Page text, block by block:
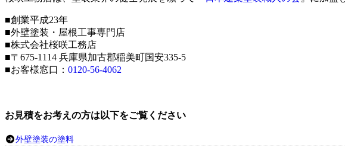
■創業平成23年
■外壁塗装・屋根工事専門店
■株式会社桜咲工務店
■〒675-1114 兵庫県加古郡稲美町国安335-5
■お客様窓口： 0120-56-4062
お見積をお考えの方は以下をご覧ください
外壁塗装の塗料